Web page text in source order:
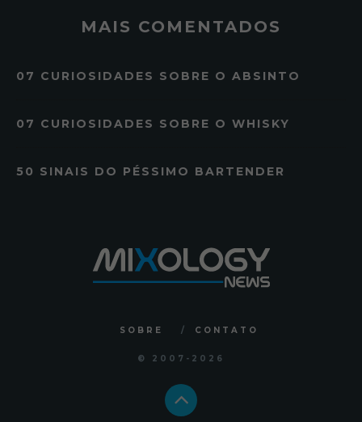
MAIS COMENTADOS
07 CURIOSIDADES SOBRE O ABSINTO
07 CURIOSIDADES SOBRE O WHISKY
50 SINAIS DO PÉSSIMO BARTENDER
SOBRE CONTATO
© 2007 -2026